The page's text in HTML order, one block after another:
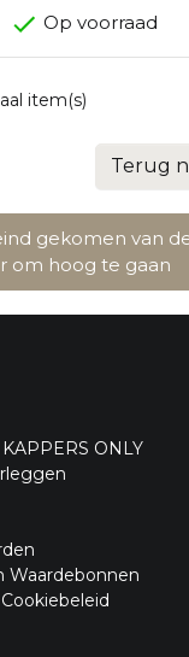
Op voorraad
item(s)
Terug
gekomen van
om hoog te gaan
ONLY
Waardebonnen